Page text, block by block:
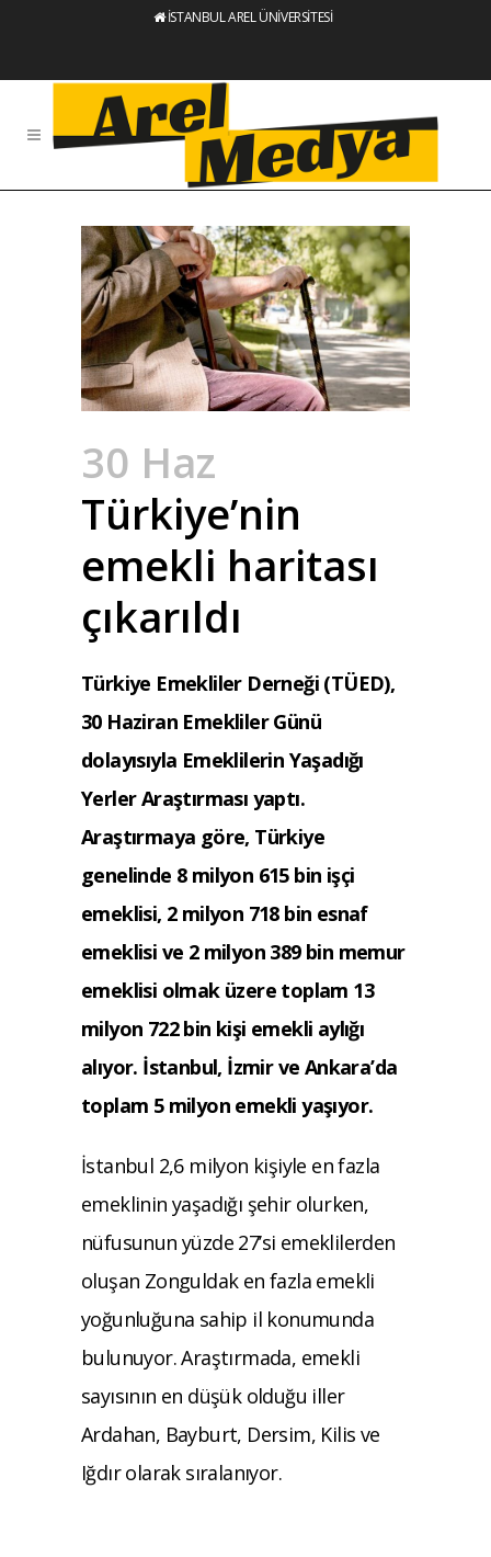
İSTANBUL AREL ÜNİVERSİTESİ
30 Haz
Türkiye’nin
emekli haritası
çıkarıldı
Türkiye Emekliler Derneği (TÜED),
30 Haziran Emekliler Günü
dolayısıyla Emeklilerin Yaşadığı
Yerler Araştırması yaptı.
Araştırmaya göre, Türkiye
genelinde 8 milyon 615 bin işçi
emeklisi, 2 milyon 718 bin esnaf
emeklisi ve 2 milyon 389 bin memur
emeklisi olmak üzere toplam 13
milyon 722 bin kişi emekli aylığı
alıyor. İstanbul, İzmir ve Ankara’da
toplam 5 milyon emekli yaşıyor.
İstanbul 2,6 milyon kişiyle en fazla
emeklinin yaşadığı şehir olurken,
nüfusunun yüzde 27’si emeklilerden
oluşan Zonguldak en fazla emekli
yoğunluğuna sahip il konumunda
bulunuyor. Araştırmada, emekli
sayısının en düşük olduğu iller
Ardahan, Bayburt, Dersim, Kilis ve
Iğdır olarak sıralanıyor.